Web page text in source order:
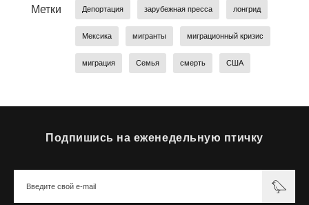
Метки Депортация зарубежная пресса лонгрид
Мексика мигранты миграционный кризис
миграция Семья смерть США
Подпишись на еженедельную птичку